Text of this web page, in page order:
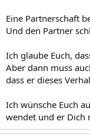
Eine Partnerschaft
Und den Partner
Ich glaube Euch,
Aber dann muss
dass er dieses
Ich wünsche Euch
wendet und er Dich